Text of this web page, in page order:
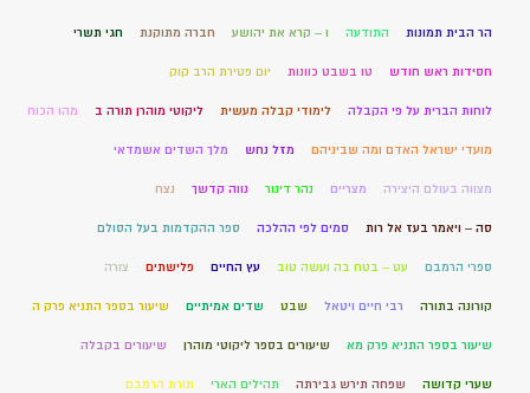
הר הבית תמונות התודעה ו – קרא את יהושע חברה מתוקנת חגי תשרי
חסידות ראש חודש טו בשבט כוונות יום פטירת הרב קוק
לוחות הברית על פי הקבלה לימודי קבלה מעשית ליקוטי מוהרן תורה ב מהו הכוח
מועדי ישראל האדם ומה שביניהם מזל נחש מלך השדים אשמדאי
מצווה בעולם היצירה מצריים נהר דינור נווה קדשך נצח
סה – ויאמר בעז אל רות סמים לפי ההלכה ספר ההקדמות בעל הסולם
ספרי הרמבם עט – בטח בה ועשה טוב עץ החיים פלישתים צורה
קורונה בתורה רבי חיים ויטאל שבט שדים אמיתיים שיעור בספר התניא פרק ה
שיעור בספר התניא פרק מא שיעורים בספר ליקוטי מוהרן שיעורים בקבלה
שערי קדושה שפחה תירש גבירתה תהילים הארי תורת הרמבם